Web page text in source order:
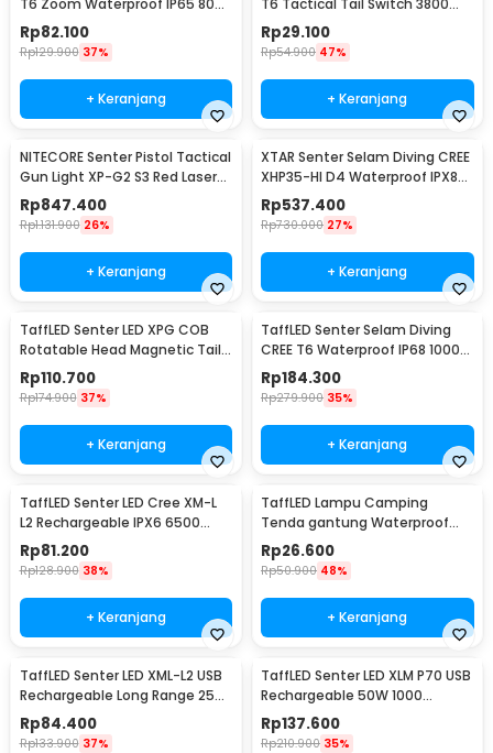
T6 Zoom Waterproof IP65 8000
Lumens - E17 COB
Rp82.100
Rp129.900 37%
+ Keranjang
T6 Tactical Tail Switch 3800
Lumens
Rp29.100
Rp54.900 47%
+ Keranjang
NITECORE Senter Pistol Tactical
Gun Light XP-G2 S3 Red Laser
300Lumens - NPL10
Rp847.400
Rp1.131.900 26%
+ Keranjang
XTAR Senter Selam Diving CREE
XHP35-HI D4 Waterproof IPX8
1600 Lumens - D26 1600S
Rp537.400
Rp730.000 27%
+ Keranjang
TaffLED Senter LED XPG COB
Rotatable Head Magnetic Tail
10000 Lumens - 3189A
Rp110.700
Rp174.900 37%
+ Keranjang
TaffLED Senter Selam Diving
CREE T6 Waterproof IP68 10000
Lumens - TG-S151
Rp184.300
Rp279.900 35%
+ Keranjang
TaffLED Senter LED Cree XM-L
L2 Rechargeable IPX6 6500
Lumens - 701
Rp81.200
Rp128.900 38%
+ Keranjang
TaffLED Lampu Camping
Tenda gantung Waterproof
Emergency 120 Lumens - G198
Rp26.600
Rp50.900 48%
+ Keranjang
TaffLED Senter LED XML-L2 USB
Rechargeable Long Range 25W
1000 Lumens Without Battery
- XML-L2
Rp84.400
Rp133.900 37%
TaffLED Senter LED XLM P70 USB
Rechargeable 50W 1000
Lumens with 26650 Battery -
XLM-P70
Rp137.600
Rp210.900 35%